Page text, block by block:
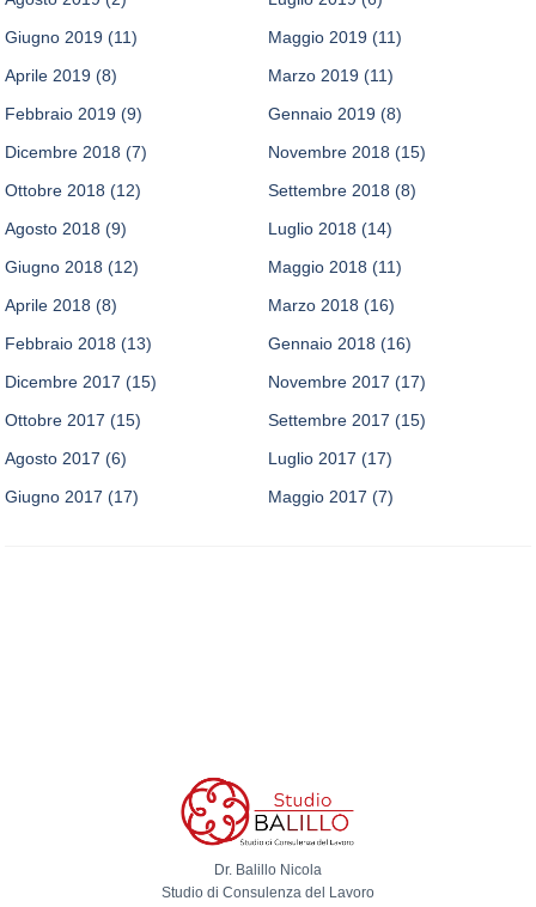
Giugno 2019 (11) Maggio 2019 (11)
Aprile 2019 (8) Marzo 2019 (11)
Febbraio 2019 (9) Gennaio 2019 (8)
Dicembre 2018 (7) Novembre 2018 (15)
Ottobre 2018 (12) Settembre 2018 (8)
Agosto 2018 (9) Luglio 2018 (14)
Giugno 2018 (12) Maggio 2018 (11)
Aprile 2018 (8) Marzo 2018 (16)
Febbraio 2018 (13) Gennaio 2018 (16)
Dicembre 2017 (15) Novembre 2017 (17)
Ottobre 2017 (15) Settembre 2017 (15)
Agosto 2017 (6) Luglio 2017 (17)
Giugno 2017 (17) Maggio 2017 (7)
Dr. Balillo Nicola
Studio di Consulenza del Lavoro